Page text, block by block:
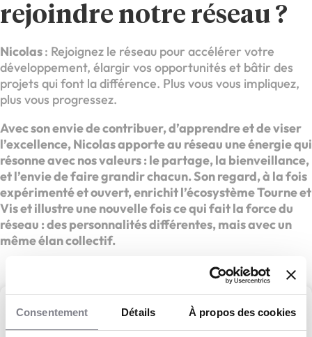
Consentement Détails À propos des cookies
rejoindre notre réseau ?
Nicolas: Rejoignez le réseau pour accélérer votre
développement, élargir vos opportunités et bâtir des
projets qui font la différence. Plus vous vous impliquez,
plus vous progressez.
Avec son envie de contribuer, d’apprendre et de viser
l’excellence, Nicolas apporte au réseau une énergie qui
résonne avec nos valeurs : le partage, la bienveillance,
et l’envie de faire grandir chacun. Son regard, à la fois
expérimenté et ouvert, enrichit l’écosystème Tourne et
Vis et illustre une nouvelle fois ce qui fait la force du
réseau : des personnalités différentes, mais avec un
même élan collectif.
Tourne et Vis